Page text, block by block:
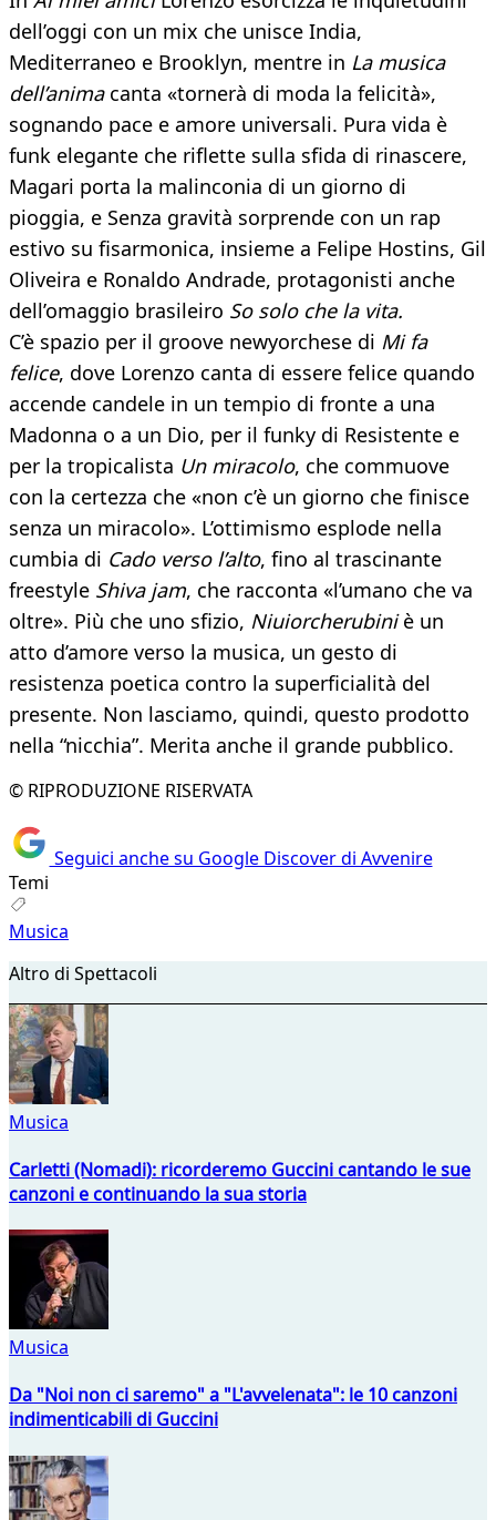
dell’oggi con un mix che unisce India,
Mediterraneo e Brooklyn, mentre in La musica
dell’animacanta «tornerà di moda la felicità»,
sognando pace e amore universali. Pura vida è
funk elegante che riflette sulla sfida di rinascere,
Magari porta la malinconia di un giorno di
pioggia, e Senza gravità sorprende con un rap
estivo su fisarmonica, insieme a Felipe Hostins, Gil
Oliveira e Ronaldo Andrade, protagonisti anche
dell’omaggio brasileiro So solo che la vita.
C’è spazio per il groove newyorchese di Mi fa
felice, dove Lorenzo canta di essere felice quando
accende candele in un tempio di fronte a una
Madonna o a un Dio, per il funky di Resistente e
per la tropicalista Un miracolo, che commuove
con la certezza che «non c’è un giorno che finisce
senza un miracolo». L’ottimismo esplode nella
cumbia di Cado verso l’alto, fino al trascinante
freestyle Shiva jam, che racconta «l’umano che va
oltre». Più che uno sfizio, Niuiorcherubiniè un
atto d’amore verso la musica, un gesto di
resistenza poetica contro la superficialità del
presente. Non lasciamo, quindi, questo prodotto
nella “nicchia”. Merita anche il grande pubblico.
© RIPRODUZIONE RISERVATA
Seguici anche su Google Discover di Avvenire
Temi
Musica
Altro di Spettacoli
Musica
Carletti (Nomadi): ricorderemo Guccini cantando le sue
canzoni e continuando la sua storia
Musica
Da "Noi non ci saremo" a "L'avvelenata": le 10 canzoni
indimenticabili di Guccini